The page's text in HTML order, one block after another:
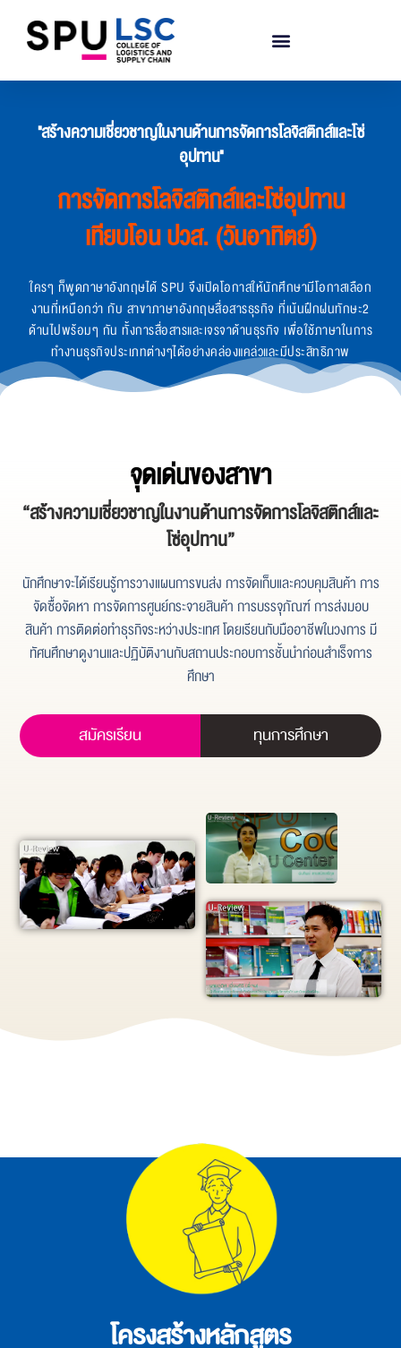
"สร้างความเชี่ยวชาญในงานด้านการจัดการโลจิสติกส์และโซ่
อุปทาน"
การจัดการโลจิสติกส์และโซ่อุปทาน
เทียบโอน ปวส. (วันอาทิตย์)
ใครๆ ก็พูดภาษาอังกฤษได้ SPU จึงเปิดโอกาสให้นักศึกษามีโอกาสเลือก
งานที่เหนือกว่า กับ สาขาภาษาอังกฤษสื่อสารธุรกิจ ที่เน้นฝึกฝนทักษะ2
ด้านไปพร้อมๆ กัน ทั้งการสื่อสารและเจรจาด้านธุรกิจ เพื่อใช้ภาษาในการ
ทำงานธุรกิจประเภทต่างๆได้อย่างคล่องแคล่วและมีประสิทธิภาพ
จุดเด่นของสาขา
“สร้างความเชี่ยวชาญในงานด้านการจัดการโลจิสติกส์และ
โซ่อุปทาน”
นักศึกษาจะได้เรียนรู้การวางแผนการขนส่ง การจัดเก็บและควบคุมสินค้า การ
จัดซื้อจัดหา การจัดการศูนย์กระจายสินค้า การบรรจุภัณฑ์ การส่งมอบ
สินค้า การติดต่อทำธุรกิจระหว่างประเทศ โดยเรียนกับมืออาชีพในวงการ มี
ทัศนศึกษาดูงานและปฏิบัติงานกับสถานประกอบการชั้นนำก่อนสำเร็จการ
ศึกษา
สมัครเรียน ทุนการศึกษา
โครงสร้างหลักสูตร​